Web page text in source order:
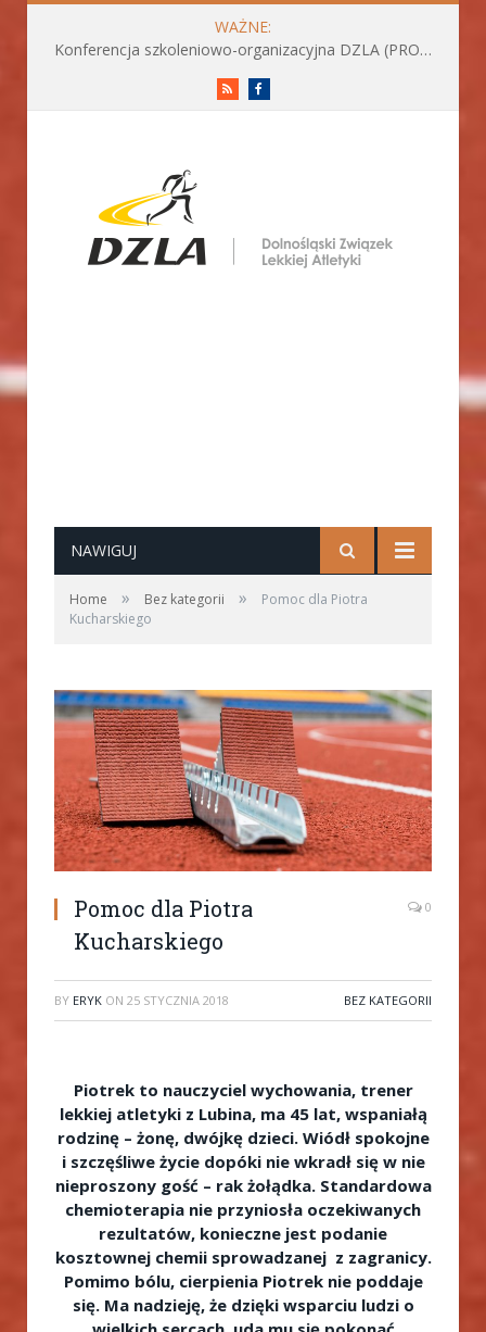
WAŻNE:
Konferencja szkoleniowo-organizacyjna DZLA (PROGRAM już do pobrania)
RSS
NAWIGUJ
Home » Bez kategorii »
Pomoc dla Piotra
Kucharskiego
Pomoc dla Piotra
Kucharskiego
0
BY ERYK ON 25 STYCZNIA 2018 BEZ KATEGORII
Piotrek to nauczyciel wychowania, trener
lekkiej atletyki z Lubina, ma 45 lat, wspaniałą
rodzinę – żonę, dwójkę dzieci. Wiódł spokojne
i szczęśliwe życie dopóki nie wkradł się w nie
nieproszony gość – rak żołądka. Standardowa
chemioterapia nie przyniosła oczekiwanych
rezultatów, konieczne jest podanie
kosztownej chemii sprowadzanej z zagranicy.
Pomimo bólu, cierpienia Piotrek nie poddaje
się. Ma nadzieję, że dzięki wsparciu ludzi o